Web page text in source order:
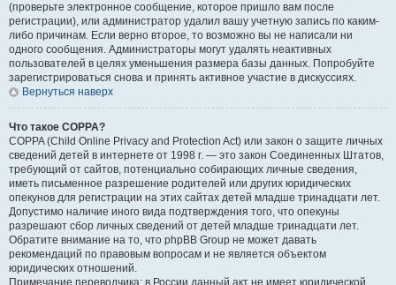
(проверьте электронное сообщение, которое пришло вам после
регистрации), или администратор удалил вашу учетную запись по каким-
либо причинам. Если верно второе, то возможно вы не написали ни
одного сообщения. Администраторы могут удалять неактивных
пользователей в целях уменьшения размера базы данных. Попробуйте
зарегистрироваться снова и принять активное участие в дискуссиях.
Вернуться наверх
Что такое COPPA?
COPPA (Child Online Privacy and Protection Act) или закон о защите личных
сведений детей в интернете от 1998 г. — это закон Соединенных Штатов,
требующий от сайтов, потенциально собирающих личные сведения,
иметь письменное разрешение родителей или других юридических
опекунов для регистрации на этих сайтах детей младше тринадцати лет.
Допустимо наличие иного вида подтверждения того, что опекуны
разрешают сбор личных сведений от детей младше тринадцати лет.
Обратите внимание на то, что phpBB Group не может давать
рекомендаций по правовым вопросам и не является объектом
юридических отношений.
Примечание переводчика: в России данный акт не имеет юридической